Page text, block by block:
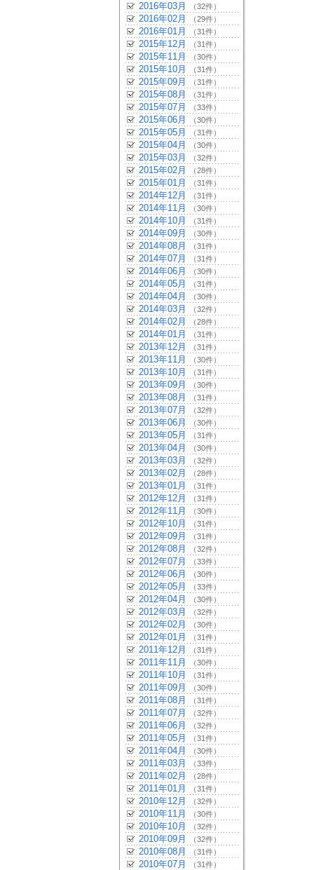
2016年03月 （32件）
2016年02月 （29件）
2016年01月 （31件）
2015年12月 （31件）
2015年11月 （30件）
2015年10月 （31件）
2015年09月 （31件）
2015年08月 （31件）
2015年07月 （33件）
2015年06月 （30件）
2015年05月 （31件）
2015年04月 （30件）
2015年03月 （32件）
2015年02月 （28件）
2015年01月 （31件）
2014年12月 （31件）
2014年11月 （30件）
2014年10月 （31件）
2014年09月 （30件）
2014年08月 （31件）
2014年07月 （31件）
2014年06月 （30件）
2014年05月 （31件）
2014年04月 （30件）
2014年03月 （32件）
2014年02月 （28件）
2014年01月 （31件）
2013年12月 （31件）
2013年11月 （30件）
2013年10月 （31件）
2013年09月 （30件）
2013年08月 （31件）
2013年07月 （32件）
2013年06月 （30件）
2013年05月 （31件）
2013年04月 （30件）
2013年03月 （32件）
2013年02月 （28件）
2013年01月 （31件）
2012年12月 （31件）
2012年11月 （30件）
2012年10月 （31件）
2012年09月 （31件）
2012年08月 （32件）
2012年07月 （33件）
2012年06月 （30件）
2012年05月 （33件）
2012年04月 （30件）
2012年03月 （32件）
2012年02月 （30件）
2012年01月 （31件）
2011年12月 （31件）
2011年11月 （30件）
2011年10月 （31件）
2011年09月 （30件）
2011年08月 （31件）
2011年07月 （32件）
2011年06月 （32件）
2011年05月 （31件）
2011年04月 （30件）
2011年03月 （33件）
2011年02月 （28件）
2011年01月 （31件）
2010年12月 （32件）
2010年11月 （30件）
2010年10月 （32件）
2010年09月 （32件）
2010年08月 （31件）
2010年07月 （31件）